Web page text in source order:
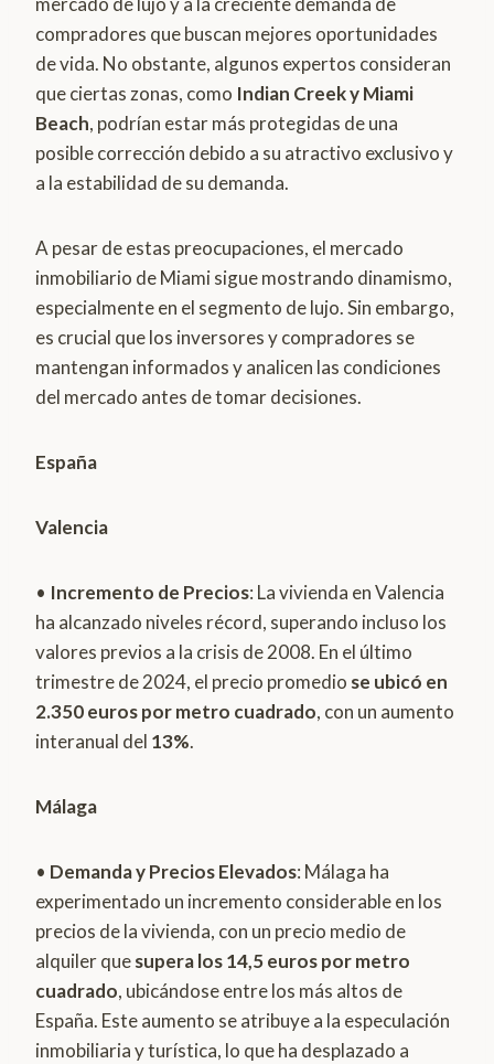
compradores que buscan mejores oportunidades
de vida. No obstante, algunos expertos consideran
que ciertas zonas, como Indian Creek y Miami
Beach, podrían estar más protegidas de una
posible corrección debido a su atractivo exclusivo y
a la estabilidad de su demanda.
A pesar de estas preocupaciones, el mercado
inmobiliario de Miami sigue mostrando dinamismo,
especialmente en el segmento de lujo. Sin embargo,
es crucial que los inversores y compradores se
mantengan informados y analicen las condiciones
del mercado antes de tomar decisiones.
España
Valencia
• Incremento de Precios: La vivienda en Valencia
ha alcanzado niveles récord, superando incluso los
valores previos a la crisis de 2008. En el último
trimestre de 2024, el precio promedio se ubicó en
2.350 euros por metro cuadrado, con un aumento
interanual del 13%.
Málaga
• Demanda y Precios Elevados: Málaga ha
experimentado un incremento considerable en los
precios de la vivienda, con un precio medio de
alquiler quesupera los 14,5 euros por metro
cuadrado, ubicándose entre los más altos de
España. Este aumento se atribuye a la especulación
inmobiliaria y turística, lo que ha desplazado a